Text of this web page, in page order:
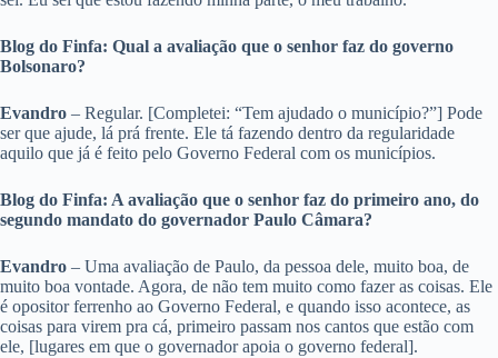
Blog do Finfa: Qual a avaliação que o senhor faz do governo
Bolsonaro?
Evandro – Regular. [Completei: “Tem ajudado o município?”] Pode
ser que ajude, lá prá frente. Ele tá fazendo dentro da regularidade
aquilo que já é feito pelo Governo Federal com os municípios.
Blog do Finfa: A avaliação que o senhor faz do primeiro ano, do
segundo mandato do governador Paulo Câmara?
Evandro – Uma avaliação de Paulo, da pessoa dele, muito boa, de
muito boa vontade. Agora, de não tem muito como fazer as coisas. Ele
é opositor ferrenho ao Governo Federal, e quando isso acontece, as
coisas para virem pra cá, primeiro passam nos cantos que estão com
ele, [lugares em que o governador apoia o governo federal].